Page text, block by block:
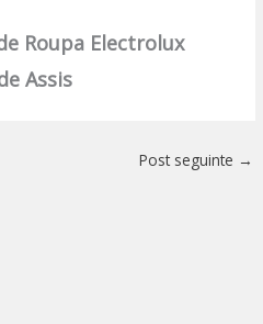
Roupa Electrolux
Assis
Post seguinte →